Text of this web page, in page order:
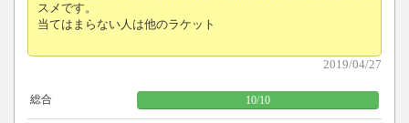
スメです。
当てはまらない人は他のラケット
2019/04/27
総合 10/10